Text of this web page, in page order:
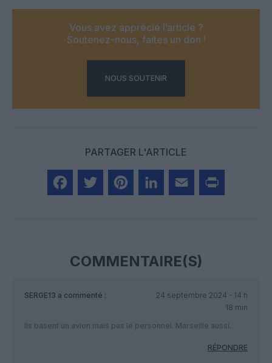
Vous avez apprécié l’article ?
Soutenez-nous, faites un don !
NOUS SOUTENIR
PARTAGER L'ARTICLE
COMMENTAIRE(S)
SERGE13 a commenté :
24 septembre 2024 - 14 h
18 min
Ils basent un avion mais pas le personnel. Marseille aussi.
RÉPONDRE